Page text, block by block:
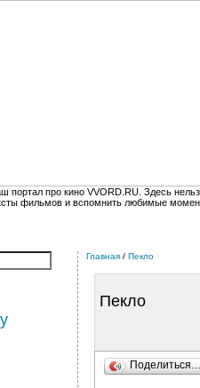
портал про кино VVORD.RU. Здесь
фильмов и вспомнить любимые
Главная / Пекло
Пекло